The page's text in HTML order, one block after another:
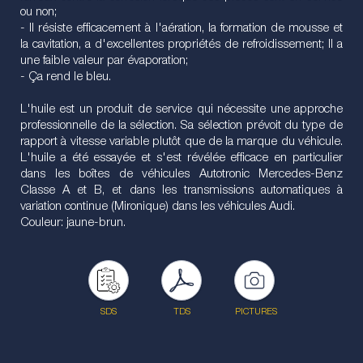
ou non;
- Il résiste efficacement à l'aération, la formation de mousse et
la cavitation, a d'excellentes propriétés de refroidissement; Il a
une faible valeur par évaporation;
- Ça rend le bleu.
L'huile est un produit de service qui nécessite une approche
professionnelle de la sélection. Sa sélection prévoit du type de
rapport à vitesse variable plutôt que de la marque du véhicule.
L'huile a été essayée et s'est révélée efficace en particulier
dans les boîtes de véhicules Autotronic Mercedes-Benz
Classe A et B, et dans les transmissions automatiques à
variation continue (Mironique) dans les véhicules Audi.
Couleur: jaune-brun.
SDS TDS PICTURES